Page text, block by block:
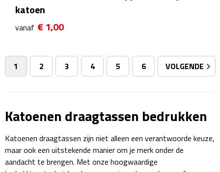
Sweaters
Vesten
Korte broeken
Lange broeken
Rokken
katoen
vanaf € 1,00
1 2 3 4 5 6 VOLGENDE
Katoenen draagtassen bedrukken
Katoenen draagtassen zijn niet alleen een verantwoorde keuze,
maar ook een uitstekende manier om je merk onder de
aandacht te brengen. Met onze hoogwaardige